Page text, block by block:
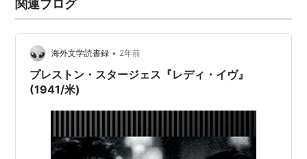
「烙印なき男」（1956）
「四十挺の拳銃」（1957）
「荒野を歩け」（1962）
「青春カーニバル」（1964）
「バークレー牧場」（テレビ 1965-69）
フランク・キャプラ DVDコレク
ターズBOX
事…
関連ブログ
海外文学読書録 • 2年前
プレストン・スタージェス『レディ・イヴ』
(1941/米)